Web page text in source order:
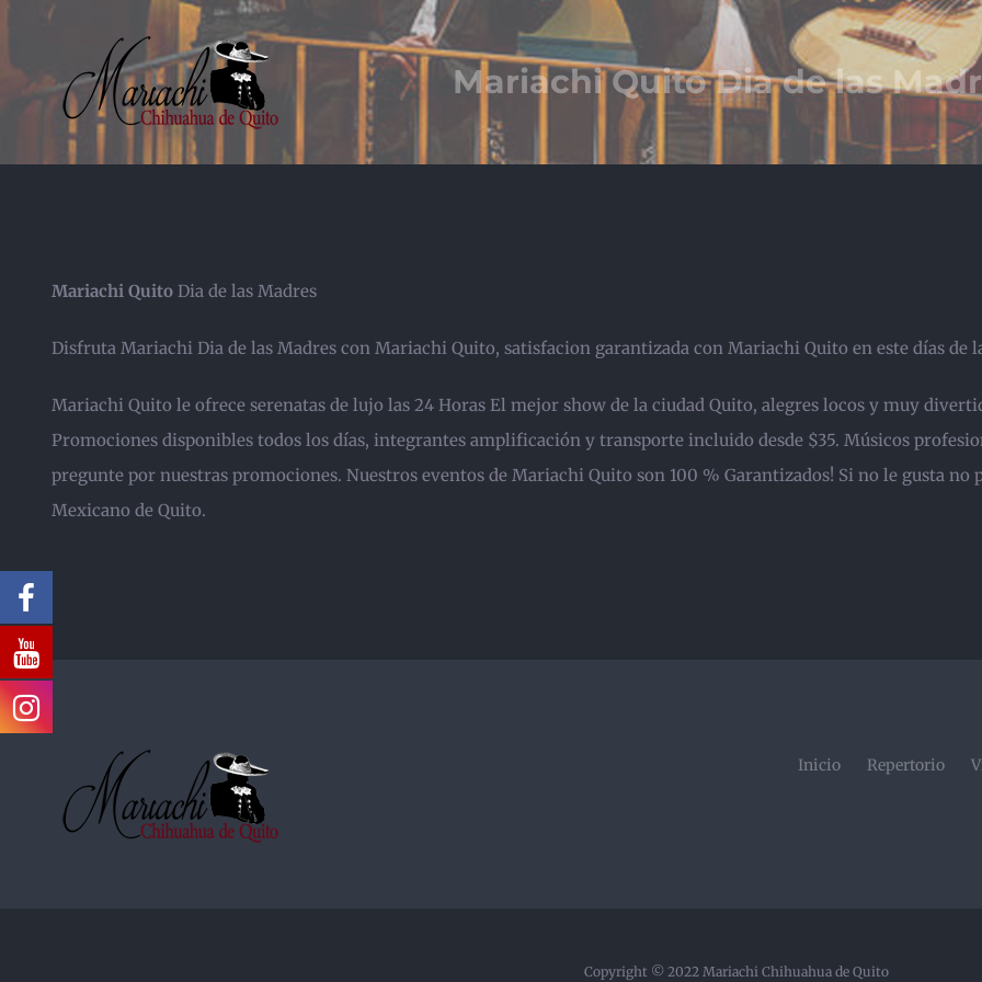
contenido
Mariachi Quito Dia de las
Mariachi Quito Dia de las Madres
Disfruta Mariachi Dia de las Madres con Mariachi Quito, satisfacion garantizada con Mariachi Quito en este días de
Mariachi Quito le ofrece serenatas de lujo las 24 Horas El mejor show de la ciudad Quito, alegres locos y muy
Promociones disponibles todos los días, integrantes amplificación y transporte incluido desde $35. Músicos
pregunte por nuestras promociones. Nuestros eventos de Mariachi Quito son 100 % Garantizados! Si no le gusta
Mexicano de Quito.
Inicio Repertorio
Copyright © 2022 Mariachi Chihuahua de Quito